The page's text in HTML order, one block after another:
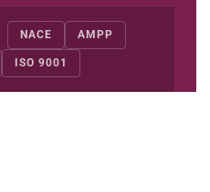
NACE AMPP
ISO 9001